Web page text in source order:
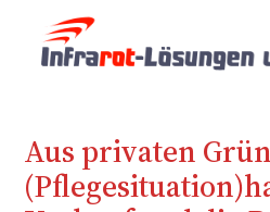
springen
Aus privaten